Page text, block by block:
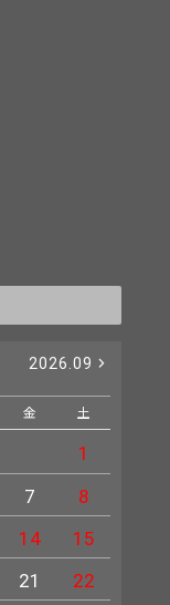
2026.09
金 土
1
7
8
14
15
21
22